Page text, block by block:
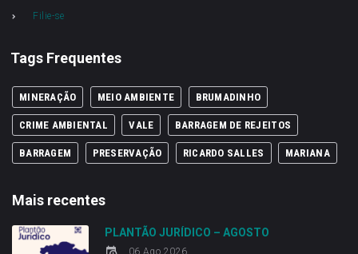
Filie-se
Tags Frequentes
MINERAÇÃO MEIO AMBIENTE BRUMADINHO
CRIME AMBIENTAL VALE BARRAGEM DE REJEITOS
BARRAGEM PRESERVAÇÃO RICARDO SALLES MARIANA
Mais recentes
PLANTÃO JURÍDICO – AGOSTO
06 Ago 2026